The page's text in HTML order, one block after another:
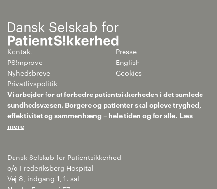
Kontakt
Presse
PS!mprove
English
Nyhedsbreve
Cookies
Privatlivspolitik
Vi arbejder for at forbedre patientsikkerheden i det samlede
sundhedsvæsen. Borgere og patienter skal opleve tryghed,
effektivitet og sammenhæng – hele tiden og for alle. Læs
mere
Dansk Selskab for Patientsikkerhed
c/o Frederiksberg Hospital
Vej 8, indgang 1, 1. sal